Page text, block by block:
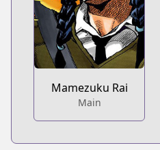
Mamezuku Rai
Main